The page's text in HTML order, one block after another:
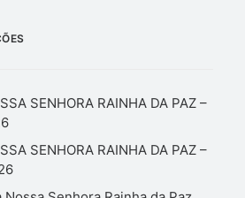
SENHORA RAINHA DA PAZ –
SENHORA RAINHA DA PAZ –